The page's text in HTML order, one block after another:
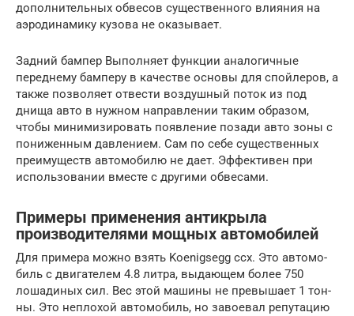
дополнительных обвесов существенного влияния на
аэродинамику кузова не оказывает.
Задний бампер Выполняет функции аналогичные
переднему бамперу в качестве основы для спойлеров, а
также позволяет отвести воздушный поток из под
днища авто в нужном направлении таким образом,
чтобы минимизировать появление позади авто зоны с
пониженным давлением. Сам по себе существенных
преимуществ автомобилю не дает. Эффективен при
использовании вместе с другими обвесами.
Примеры применения антикрыла
производителями мощных автомобилей
Для при­ме­ра мож­но взять Koenigsegg ccx. Это авто­мо­
биль с дви­га­те­лем 4.8 лит­ра, выда­ю­щем более 750
лоша­ди­ных сил. Вес этой маши­ны не пре­вы­ша­ет 1 тон­
ны. Это непло­хой авто­мо­биль, но заво­е­вал репу­та­цию